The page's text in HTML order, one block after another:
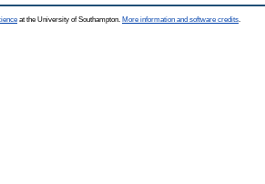
at the University of Southampton. More information and software credits